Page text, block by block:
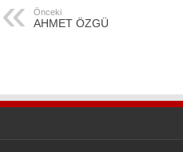
Önceki
AHMET ÖZGÜ